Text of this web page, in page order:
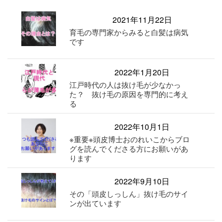
2021年11月22日
育毛の専門家からみると白髪は病気
です
2022年1月20日
江戸時代の人は抜け毛が少なかっ
た？ 抜け毛の原因を専門的に考え
る
2022年10月1日
※重要※頭皮博士おのれいこからブロ
グを読んでくださる方にお願いがあ
ります
2022年9月10日
その「頭皮しっしん」抜け毛のサイ
ンが出ています